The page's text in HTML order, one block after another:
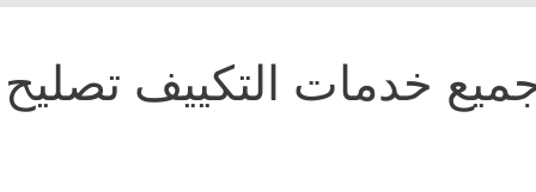
خدمات التكييف تصليح